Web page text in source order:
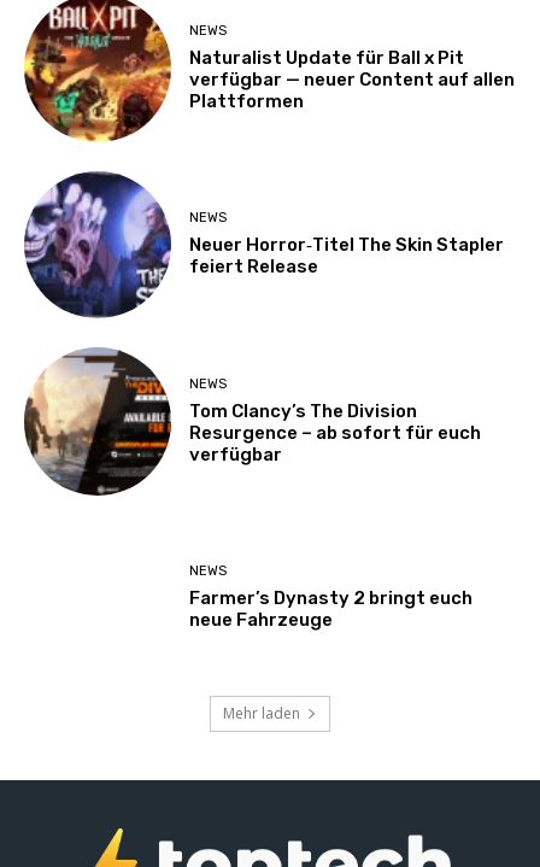
NEWS
Naturalist Update für Ball x Pit
verfügbar — neuer Content auf allen
Plattformen
NEWS
Neuer Horror‑Titel The Skin Stapler
feiert Release
NEWS
Tom Clancy’s The Division
Resurgence – ab sofort für euch
verfügbar
NEWS
Farmer’s Dynasty 2 bringt euch
neue Fahrzeuge
Mehr laden